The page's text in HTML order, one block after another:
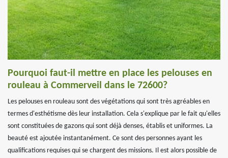
Pourquoi faut-il mettre en place les pelouses en
rouleau à Commerveil dans le 72600?
Les pelouses en rouleau sont des végétations qui sont très agréables en
termes d'esthétisme dès leur installation. Cela s'explique par le fait qu'elles
sont constituées de gazons qui sont déjà denses, établis et uniformes. La
beauté est ajoutée instantanément. Ce sont des personnes ayant les
qualifications requises qui se chargent des missions. Il est alors possible de